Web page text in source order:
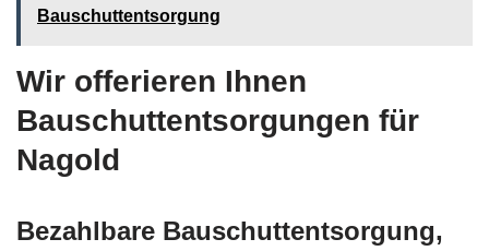
Bauschuttentsorgung
Wir offerieren Ihnen
Bauschuttentsorgungen für
Nagold
Bezahlbare Bauschuttentsorgung,